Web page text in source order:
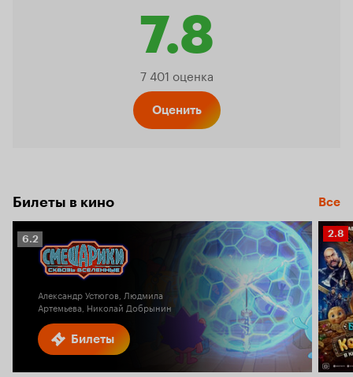
7.8
Рейтинг
7 401 оценка
Оценить
Билеты в кино Все
Билеты
Рейтинг
Кинопоиска
6.2
Александр Устюгов, Людмила
Артемьева, Николай Добрынин
2.8
2.8